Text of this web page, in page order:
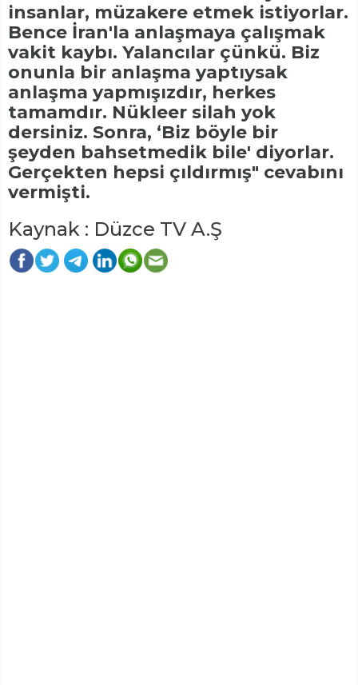
insanlar, müzakere etmek istiyorlar.
Bence İran'la anlaşmaya çalışmak
vakit kaybı. Yalancılar çünkü. Biz
onunla bir anlaşma yaptıysak
anlaşma yapmışızdır, herkes
tamamdır. Nükleer silah yok
dersiniz. Sonra, ‘Biz böyle bir
şeyden bahsetmedik bile' diyorlar.
Gerçekten hepsi çıldırmış" cevabını
vermişti.
Kaynak : Düzce TV A.Ş